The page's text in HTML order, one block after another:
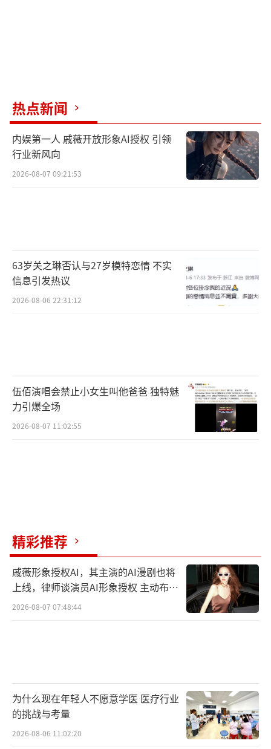
热点新闻
内娱第一人 戚薇开放形象AI授权 引领
行业新风向
2026-08-07 09:21:53
63岁关之琳否认与27岁模特恋情 不实
信息引发热议
2026-08-06 22:31:12
伍佰演唱会禁止小女生叫他爸爸 独特魅
力引爆全场
2026-08-07 11:02:55
精彩推荐
戚薇形象授权AI，其主演的AI漫剧也将
上线，律师谈演员AI形象授权 主动布局
数字资产
2026-08-07 07:48:44
为什么现在年轻人不愿意学医 医疗行业
的挑战与考量
2026-08-06 11:02:20